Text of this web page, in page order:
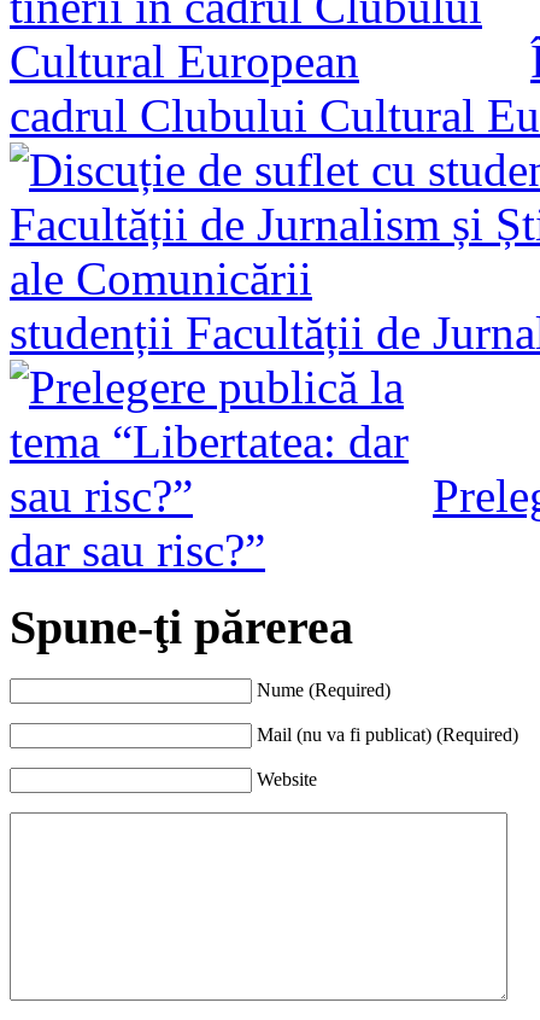
cadrul Clubului Cultural
studenții Facultății de
dar sau risc?”
Spune-ţi părerea
Nume (Required)
Mail (nu va fi publicat) (Required)
Website